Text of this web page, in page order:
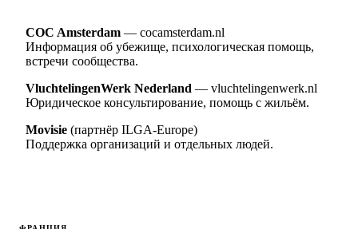
COC Amsterdam — cocamsterdam.nl
Информация об убежище, психологическая помощь,
встречи сообщества.
VluchtelingenWerk Nederland — vluchtelingenwerk.nl
Юридическое консультирование, помощь с жильём.
Movisie (партнёр ILGA-Europe)
Поддержка организаций и отдельных людей.